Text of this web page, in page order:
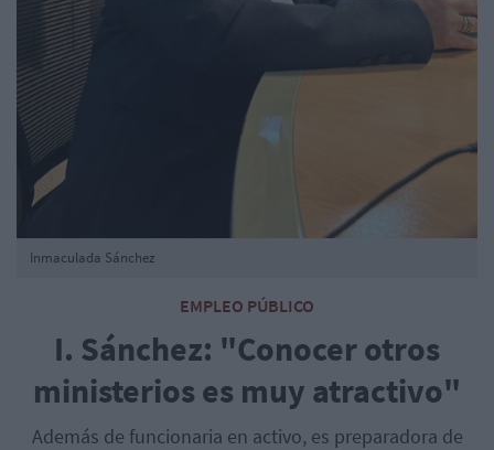
EMPLEO PÚBLICO
I. Sánchez: "Conocer otros
ministerios es muy atractivo"
Además de funcionaria en activo, es preparadora de
Inmaculada Sánchez